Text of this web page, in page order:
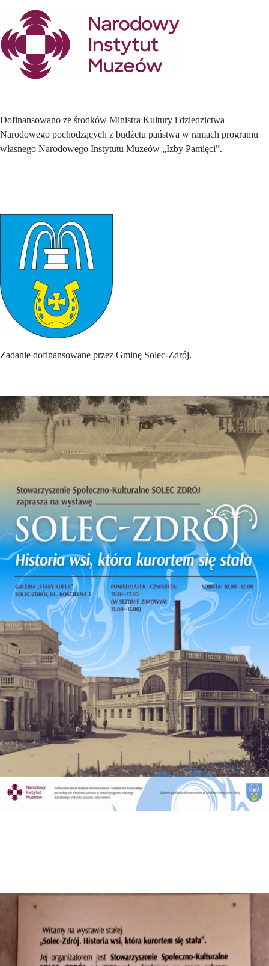
Dofinansowano ze środków Ministra Kultury i dziedzictwa
Narodowego pochodzących z budżetu państwa w ramach programu
własnego Narodowego Instytutu Muzeów „Izby Pamięci”.
Zadanie dofinansowane przez Gminę Solec-Zdrój.